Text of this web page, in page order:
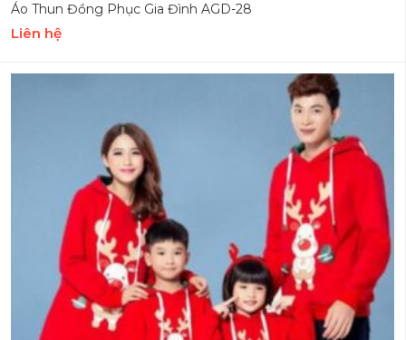
Áo Thun Đồng Phục Gia Đình AGD-28
Liên hệ